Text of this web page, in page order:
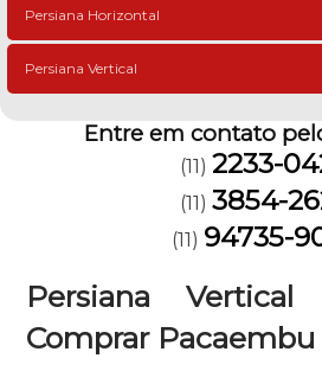
Persiana Horizontal
Persiana Vertical
Entre em contato
(11) 2233-
(11) 3854-
(11) 94735-
Persiana
Comprar Pacaembu